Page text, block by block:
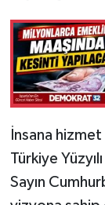
İnsana
Türkiye
Sayın